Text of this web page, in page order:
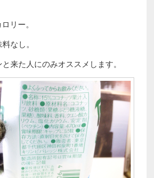
リー。
なし。
来た人にのみオススメします。